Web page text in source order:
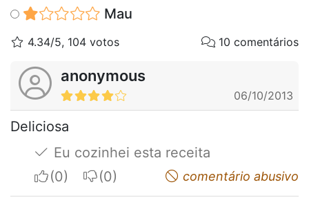
Mau
4.34/5, 104 votos 10 comentários
anonymous
06/10/2013
Deliciosa
Eu cozinhei esta receita
I apreciateI do not appreciatecomentário abusivo